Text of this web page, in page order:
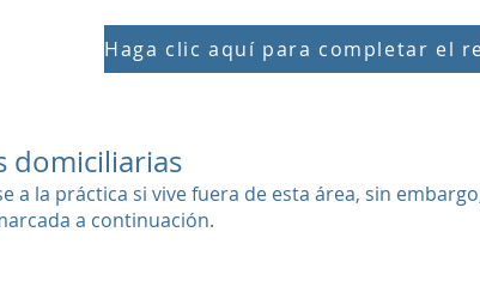
domiciliarias
a la práctica si vive fuera de esta área, sin
a continuación.